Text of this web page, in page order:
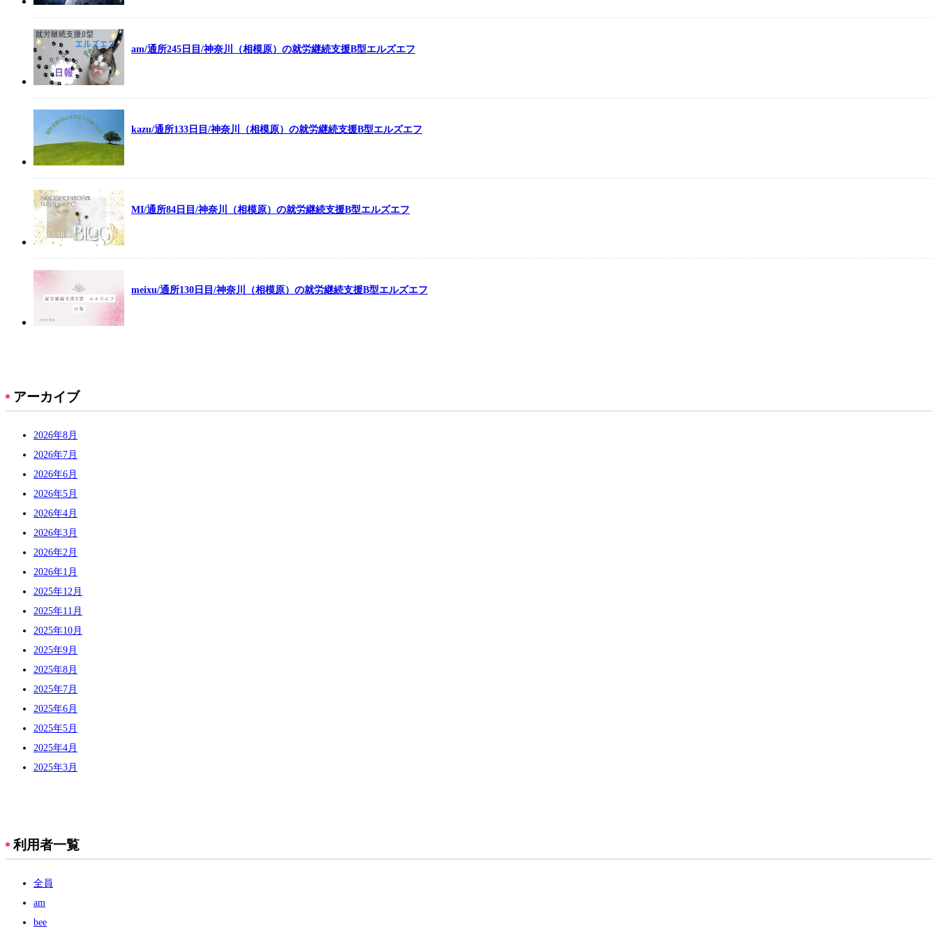
am/通所245日目/神奈川（相模原）の就労継続支援B型エルズエフ
kazu/通所133日目/神奈川（相模原）の就労継続支援B型エルズエフ
MI/通所84日目/神奈川（相模原）の就労継続支援B型エルズエフ
meixu/通所130日目/神奈川（相模原）の就労継続支援B型エルズエフ
アーカイブ
2026年8月
2026年7月
2026年6月
2026年5月
2026年4月
2026年3月
2026年2月
2026年1月
2025年12月
2025年11月
2025年10月
2025年9月
2025年8月
2025年7月
2025年6月
2025年5月
2025年4月
2025年3月
利用者一覧
全員
am
bee